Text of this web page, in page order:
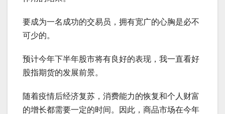
要成为一名成功的交易员，拥有宽广的心胸是必不
可少的。
预计今年下半年股市将有良好的表现，我一直看好
股指期货的发展前景。
随着疫情后经济复苏，消费能力的恢复和个人财富
的增长都需要一定的时间。因此，商品市场在今年